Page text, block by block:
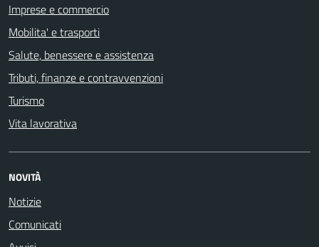
Imprese e commercio
Mobilita' e trasporti
Salute, benessere e assistenza
Tributi, finanze e contravvenzioni
Turismo
Vita lavorativa
NOVITÀ
Notizie
Comunicati